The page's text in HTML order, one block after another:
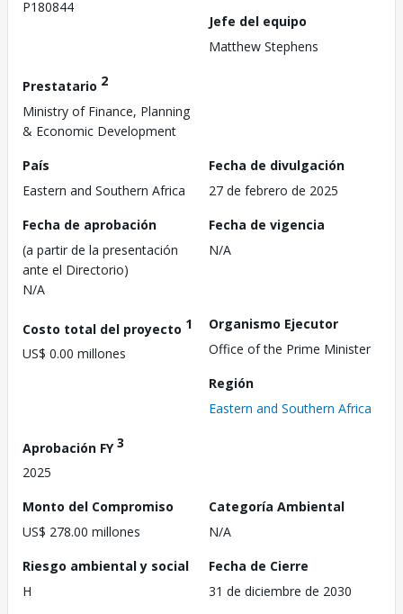
P180844
Jefe del equipo
Matthew Stephens
Prestatario 2
Ministry of Finance, Planning
& Economic Development
País
Eastern and Southern Africa
Fecha de divulgación
27 de febrero de 2025
Fecha de aprobación
(a partir de la presentación
ante el Directorio)
N/A
Fecha de vigencia
N/A
Costo total del proyecto 1
US$ 0.00 millones
Organismo Ejecutor
Office of the Prime Minister
Región
Eastern and Southern Africa
Aprobación FY3
2025
Monto del Compromiso
US$ 278.00 millones
Categoría Ambiental
N/A
Riesgo ambiental y social
H
Fecha de Cierre
31 de diciembre de 2030